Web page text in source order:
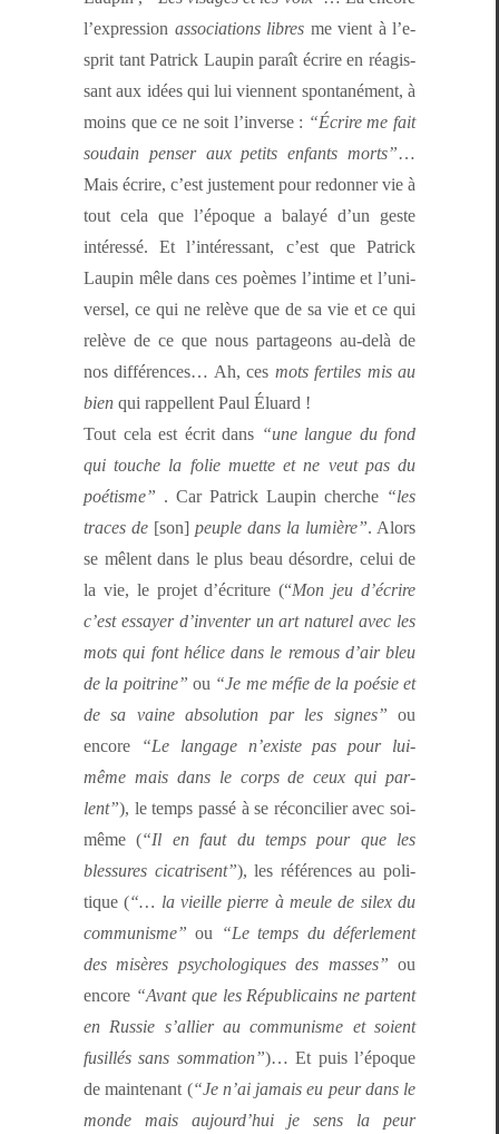
l’ex­pres­sion asso­ci­a­tions libres me vient à l’e­
sprit tant Patrick Laupin paraît écrire en réagis­
sant aux idées qui lui vien­nent spon­tané­ment, à
moins que ce ne soit l’in­verse : “Écrire me fait
soudain penser aux petits enfants morts”…
Mais écrire, c’est juste­ment pour redonner vie à
tout cela que l’époque a bal­ayé d’un geste
intéressé. Et l’in­téres­sant, c’est que Patrick
Laupin mêle dans ces poèmes l’in­time et l’u­ni­
versel, ce qui ne relève que de sa vie et ce qui
relève de ce que nous parta­geons au-delà de
nos dif­férences… Ah, ces mots fer­tiles mis au
bien qui rap­pel­lent Paul Éluard !
Tout cela est écrit dans “une langue du fond
qui touche la folie muette et ne veut pas du
poétisme” . Car Patrick Laupin cherche “les
traces de [son] peu­ple dans la lumière”. Alors
se mêlent dans le plus beau désor­dre, celui de
la vie, le pro­jet d’écri­t­ure (“Mon jeu d’écrire
c’est essay­er d’in­ven­ter un art naturel avec les
mots qui font hélice dans le remous d’air bleu
de la poitrine” ou “Je me méfie de la poésie et
de sa vaine abso­lu­tion par les signes” ou
encore “Le lan­gage n’ex­iste pas pour lui-
même mais dans le corps de ceux qui par­
lent”), le temps passé à se réc­on­cili­er avec soi-
même (“Il en faut du temps pour que les
blessures cica­trisent”), les références au poli­
tique (“… la vieille pierre à meule de silex du
com­mu­nisme” ou
“Le temps du défer­lement
des mis­ères psy­chologiques des mass­es” ou
encore “Avant que les Répub­li­cains ne par­tent
en Russie s’al­li­er au com­mu­nisme et soient
fusil­lés sans som­ma­tion”)… Et puis l’époque
de main­tenant (“Je n’ai jamais eu peur dans le
monde mais aujour­d’hui je sens la peur